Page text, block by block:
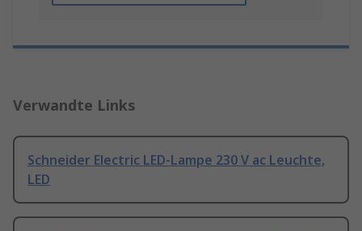
Verwandte Links
Schneider Electric LED-Lampe 230 V ac Leuchte,
LED